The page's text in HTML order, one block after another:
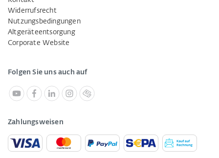
Widerrufsrecht
Nutzungsbedingungen
Altgeräteentsorgung
Corporate Website
Folgen Sie uns auch auf
Zahlungsweisen